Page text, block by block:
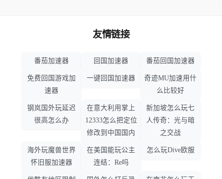
友情链接
番茄加速器 回国加速器 番茄回国加速器
免费回国游戏加
速器
一键回国加速器
奇迹MU加速用什
么比较好
钢岚国外玩延迟
很高怎么办
在意大利用掌上
12333怎么把定位
修改到中国国内
新加坡怎么玩七
人传奇：光与暗
之交战
海外玩魔兽世界
怀旧服加速器
在美国能玩公主
连结：Re吗
怎么玩Dive欧服